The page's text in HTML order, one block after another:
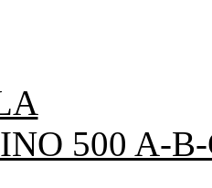
500 A-